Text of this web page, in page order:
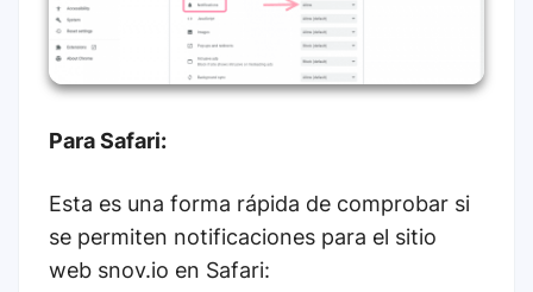
Para Safari:
Esta es una forma rápida de comprobar si
se permiten notificaciones para el sitio
web snov.io en Safari: